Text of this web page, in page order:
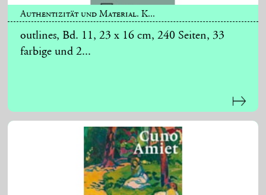
Authentizität und Material. K...
outlines, Bd. 11, 23 x 16 cm, 240 Seiten, 33
farbige und 2...